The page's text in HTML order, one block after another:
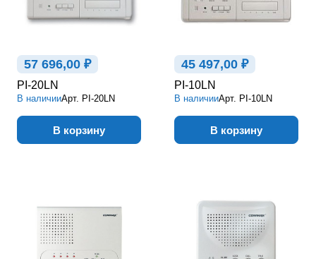
57 696,00 ₽
PI-20LN
В наличииАрт. PI-20LN
В корзину
45 497,00 ₽
PI-10LN
В наличииАрт. PI-10LN
В корзину